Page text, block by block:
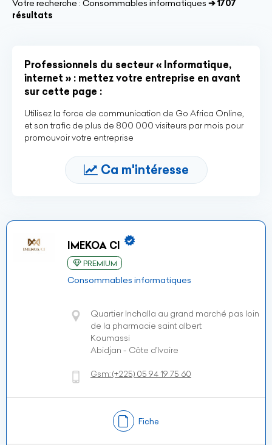
Votre recherche : Consommables informatiques ➔ 1707
résultats
Professionnels du secteur « Informatique,
internet » : mettez votre entreprise en avant
sur cette page :
Utilisez la force de communication de Go Africa Online,
et son trafic de plus de 800 000 visiteurs par mois pour
promouvoir votre entreprise
Ca m'intéresse
IMEKOA CI
PREMIUM
Consommables informatiques
Quartier Inchalla au grand marché pas loin
de la pharmacie saint albert
Koumassi
Abidjan - Côte d’Ivoire
Gsm:(+225) 05 94 19 75 60
Fiche